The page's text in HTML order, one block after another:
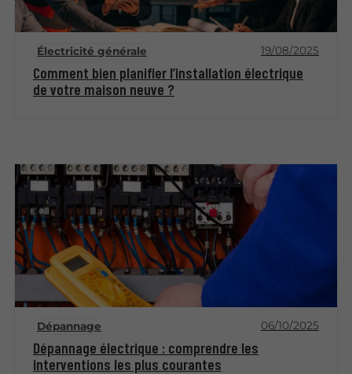
Électricité générale 19/08/2025
Comment bien planifier l’installation électrique
de votre maison neuve ?
Dépannage 06/10/2025
Dépannage électrique : comprendre les
interventions les plus courantes